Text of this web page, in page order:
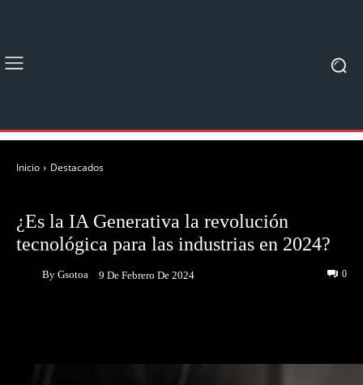
Inicio Destacados
¿Es la IA Generativa la revolución
tecnológica para las industrias en 2024?
By Gsotoa 9 De Febrero De 2024 0